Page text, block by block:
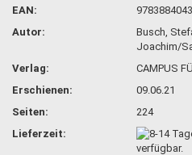
EAN:
Autor:
Busch,
Joachim/
Verlag:
CAMPUS
Erschienen:
09.06.21
Seiten:
224
Lieferzeit: